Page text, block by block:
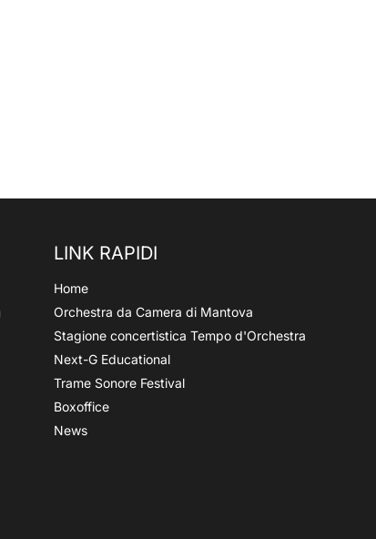
LINK RAPIDI
Home
Orchestra da Camera di Mantova
Stagione concertistica Tempo d'Orchestra
Next-G Educational
Trame Sonore Festival
Boxoffice
News